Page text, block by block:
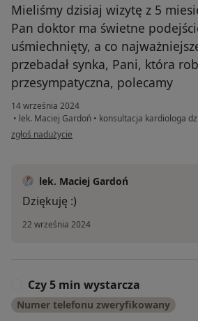
Mieliśmy dzisiaj wizytę z 5
Pan doktor ma świetne
uśmiechnięty, a co
przebadał synka, Pani, która
przesympatyczna, polecamy
14 września 2024
• lek. Maciej Gardoń • konsultacja kardiologa
w opinii użytkownika Katarzyna
zgłoś nadużycie
lek. Maciej Gardoń
Dziękuję :)
22 września 2024
Czy 5 min wystarcza
Numer telefonu zweryfikowany